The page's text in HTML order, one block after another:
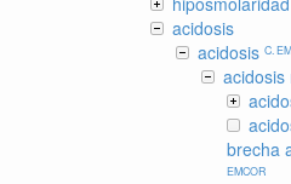
acidosis
acidosis C.
acidosis
brecha
EMCOR